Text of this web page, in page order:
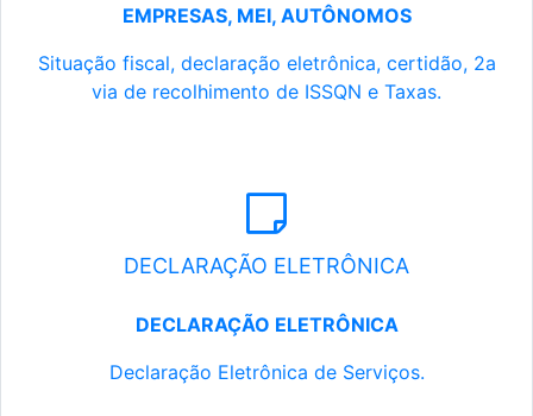
EMPRESAS, MEI, AUTÔNOMOS
Situação fiscal, declaração eletrônica, certidão, 2a
via de recolhimento de ISSQN e Taxas.
DECLARAÇÃO ELETRÔNICA
DECLARAÇÃO ELETRÔNICA
Declaração Eletrônica de Serviços.